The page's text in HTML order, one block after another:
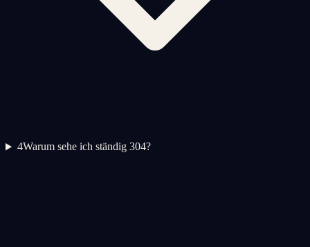
4Warum sehe ich ständig 304?